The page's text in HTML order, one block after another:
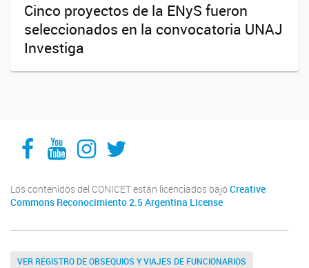
Cinco proyectos de la ENyS fueron
seleccionados en la convocatoria UNAJ
Investiga
Facebook
YouTube
Instagram
Twitter
Los contenidos del CONICET están licenciados bajo Creative
Commons Reconocimiento 2.5 Argentina License
VER REGISTRO DE OBSEQUIOS Y VIAJES DE FUNCIONARIOS